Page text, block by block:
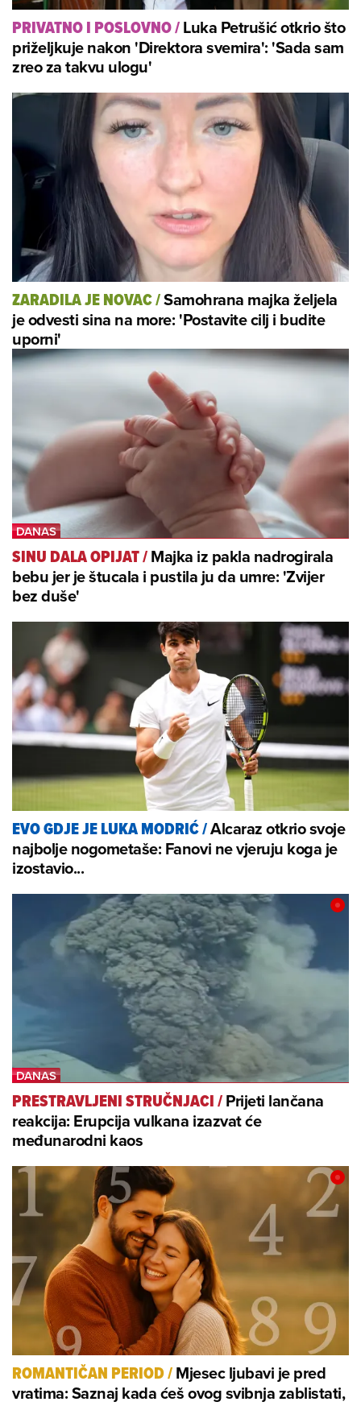
PRIVATNO I POSLOVNO/Luka Petrušić otkrio što
priželjkuje nakon 'Direktora svemira': 'Sada sam
zreo za takvu ulogu'
ZARADILA JE NOVAC/Samohrana majka željela
je odvesti sina na more: 'Postavite cilj i budite
uporni'
SINU DALA OPIJAT/Majka iz pakla nadrogirala
bebu jer je štucala i pustila ju da umre: 'Zvijer
bez duše'
EVO GDJE JE LUKA MODRIĆ/Alcaraz otkrio svoje
najbolje nogometaše: Fanovi ne vjeruju koga je
izostavio...
PRESTRAVLJENI STRUČNJACI/Prijeti lančana
reakcija: Erupcija vulkana izazvat će
međunarodni kaos
ROMANTIČAN PERIOD/Mjesec ljubavi je pred
vratima: Saznaj kada ćeš ovog svibnja zablistati,